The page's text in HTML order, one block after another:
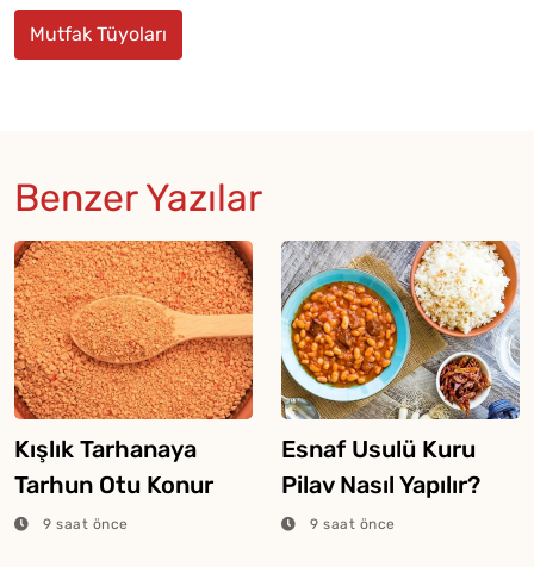
Mutfak Tüyoları
Benzer Yazılar
Kışlık Tarhanaya
Tarhun Otu Konur
Mu?9 saat önce
Esnaf Usulü Kuru
Pilav Nasıl Yapılır?
9 saat önce